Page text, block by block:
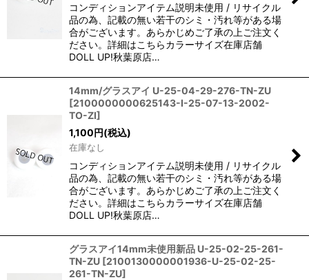
コンディションアイテム説明未使用 / リサイクル
品の為、記載の無い若干のシミ・汚れ等がある場
合がございます。あらかじめご了承の上ご注文く
ださい。詳細はこちらカラーサイズ在庫店舗
DOLL UP!秋葉原店…
14mm/グラスアイ U-25-04-29-276-TN-ZU
[2100000000625143-I-25-07-13-2002-
TO-ZI]
1,100円(税込)
在庫なし
コンディションアイテム説明未使用 / リサイクル
品の為、記載の無い若干のシミ・汚れ等がある場
合がございます。あらかじめご了承の上ご注文く
ださい。詳細はこちらカラーサイズ在庫店舗
DOLL UP!秋葉原店…
グラスアイ14mm未使用新品 U-25-02-25-261-
TN-ZU [2100130000001936-U-25-02-25-
261-TN-ZU]